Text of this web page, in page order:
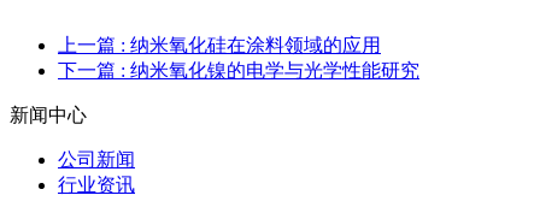
上一篇 : 纳米氧化硅在涂料领域的应用
下一篇 : 纳米氧化镍的电学与光学性能研究
新闻中心
公司新闻
行业资讯